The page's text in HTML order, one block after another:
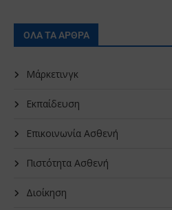
ΟΛΑ ΤΑ ΑΡΘΡΑ
Μάρκετινγκ
Εκπαίδευση
Επικοινωνία Ασθενή
Πιστότητα Ασθενή
Διοίκηση